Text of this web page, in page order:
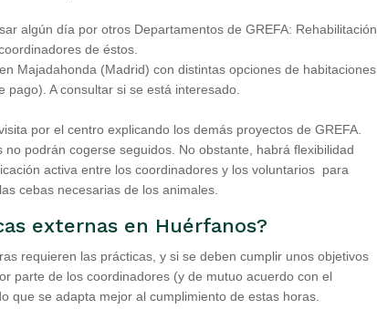
algún día por otros Departamentos de GREFA: Rehabilitación,
de éstos.
Majadahonda (Madrid) con distintas opciones de habitaciones
A consultar si se está interesado.
por el centro explicando los demás proyectos de GREFA.
podrán cogerse seguidos. No obstante, habrá flexibilidad
activa entre los coordinadores y los voluntarios para
cebas necesarias de los animales.
externas en Huérfanos?
requieren las prácticas, y si se deben cumplir unos objetivos
parte de los coordinadores (y de mutuo acuerdo con el
que se adapta mejor al cumplimiento de estas horas.